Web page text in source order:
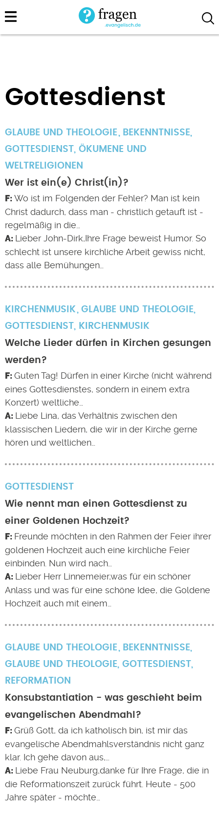
Direkt
zum
Gottesdienst
GLAUBE UND THEOLOGIE BEKENNTNISSE,
GOTTESDIENST, ÖKUMENE UND
WELTRELIGIONEN
Wer ist ein(e) Christ(in)?
Wo ist im Folgenden der Fehler? Man ist kein
Christ dadurch, dass man - christlich getauft ist -
regelmäßig in die…
Lieber John-Dirk,Ihre Frage beweist Humor. So
schlecht ist unsere kirchliche Arbeit gewiss nicht,
dass alle Bemühungen…
KIRCHENMUSIK GLAUBE UND THEOLOGIE,
GOTTESDIENST, KIRCHENMUSIK
Welche Lieder dürfen in Kirchen gesungen
werden?
Guten Tag! Dürfen in einer Kirche (nicht während
eines Gottesdienstes, sondern in einem extra
Konzert) weltliche…
Liebe Lina, das Verhältnis zwischen den
klassischen Liedern, die wir in der Kirche gerne
hören und weltlichen…
GOTTESDIENST
Wie nennt man einen Gottesdienst zu
einer Goldenen Hochzeit?
Freunde möchten in den Rahmen der Feier ihrer
goldenen Hochzeit auch eine kirchliche Feier
einbinden. Nun wird nach…
Lieber Herr Linnemeier,was für ein schöner
Anlass und was für eine schöne Idee, die Goldene
Hochzeit auch mit einem…
GLAUBE UND THEOLOGIE BEKENNTNISSE,
GLAUBE UND THEOLOGIE, GOTTESDIENST,
REFORMATION
Konsubstantiation - was geschieht beim
evangelischen Abendmahl?
Grüß Gott, da ich katholisch bin, ist mir das
evangelische Abendmahlsverständnis nicht ganz
klar. Ich gehe davon aus,…
Liebe Frau Neuburg,danke für Ihre Frage, die in
die Reformationszeit zurück führt. Heute - 500
Jahre später - möchte…